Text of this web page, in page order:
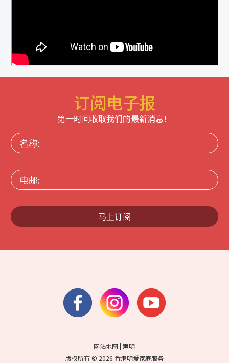
订阅电子报
第一时间收取我们的最新消息！
名
称:
电
邮:
马上订阅
网站地图 |声明
版权所有 © 2026 香港明爱家庭服务